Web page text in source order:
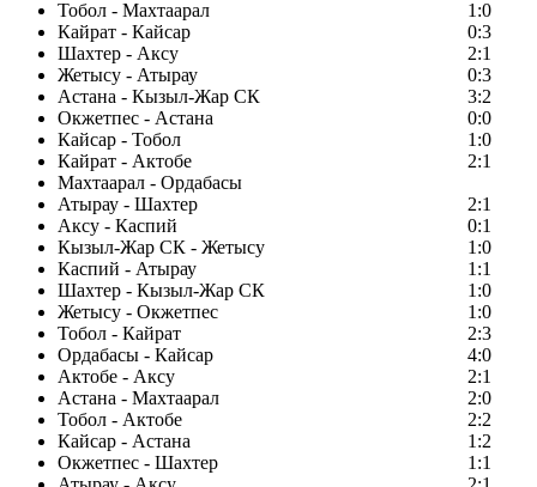
Тобол - Махтаарал
1:0
Кайрат - Кайсар
0:3
Шахтер - Аксу
2:1
Жетысу - Атырау
0:3
Астана - Кызыл-Жар СК
3:2
Окжетпес - Астана
0:0
Кайсар - Тобол
1:0
Кайрат - Актобе
2:1
Махтаарал - Ордабасы
Атырау - Шахтер
2:1
Аксу - Каспий
0:1
Кызыл-Жар СК - Жетысу
1:0
Каспий - Атырау
1:1
Шахтер - Кызыл-Жар СК
1:0
Жетысу - Окжетпес
1:0
Тобол - Кайрат
2:3
Ордабасы - Кайсар
4:0
Актобе - Аксу
2:1
Астана - Махтаарал
2:0
Тобол - Актобе
2:2
Кайсар - Астана
1:2
Окжетпес - Шахтер
1:1